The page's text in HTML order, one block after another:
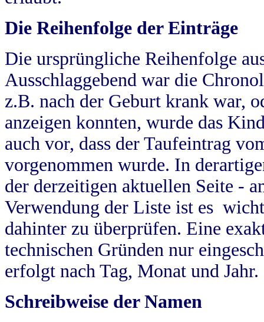
Die Reihenfolge der Einträge
Die ursprüngliche Reihenfolge
Ausschlaggebend war die
z.B. nach der Geburt krank war,
anzeigen konnten, wurde das
auch vor, dass der Taufeintrag
vorgenommen wurde. In
der derzeitigen aktuellen Seite -
Verwendung der Liste ist es
dahinter zu überprüfen. Eine
technischen Gründen nur
erfolgt nach Tag, Monat und Jahr.
Schreibweise der Namen